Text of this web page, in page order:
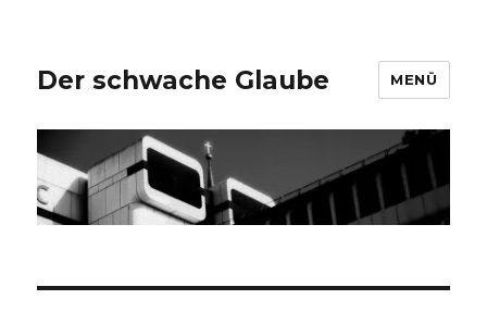
Der schwache Glaube MENÜ